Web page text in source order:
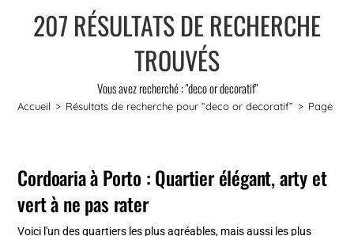
207 RÉSULTATS DE RECHERCHE
TROUVÉS
Vous avez recherché : "deco or decoratif"
Accueil > Résultats de recherche pour “deco or decoratif” > Page 2
Cordoaria à Porto : Quartier élégant, arty et
vert à ne pas rater
Voici l'un des quartiers les plus agréables, mais aussi les plus